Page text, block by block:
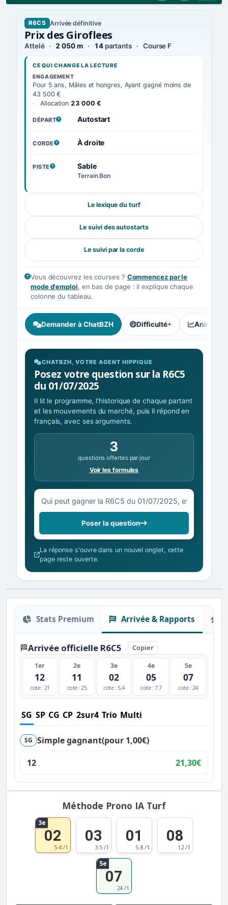
R6C5 Arrivée définitive
Prix des Giroflees
Attelé 2 050 m 14partants Course F
CE QUI CHANGE LA LECTURE
ENGAGEMENT
Pour 5 ans, Mâles et hongres, Ayant gagné moins de
43 500 €
Allocation 23 000 €
DÉPART
, VOIR LA DÉFINITIONAutostart
CORDE
, VOIR LA DÉFINITION
À droite
PISTE
, VOIR LA DÉFINITION
Sable
Terrain Bon
Le lexique du turf
Le suivi des autostarts
Le suivi par la corde
Vous découvrez les courses ? Commencez par le
mode d'emploi, en bas de page : il explique chaque
colonne du tableau.
Demander à ChatBZH Difficulté
, tendance des parieurs :
Analyse
CHATBZH, VOTRE AGENT HIPPIQUE
Posez votre question sur la R6C5
du 01/07/2025
Il lit le programme, l'historique de chaque partant
et les mouvements du marché, puis il répond en
français, avec ses arguments.
3
questions offertes par jour
Voir les formules
Votre question sur la R6C5 du 01/07/2025
Poser la question
La réponse s'ouvre dans un nouvel onglet, cette
page reste ouverte.
Stats Premium Arrivée & Rapports
🏁Arrivée officielle R6C5 Copier
1er
12
cote : 21
2e
11
cote : 25
3e
02
cote : 5.4
4e
05
cote : 7.7
5e
07
cote : 24
SG SP CG CP 2sur4 Trio Multi
SG Simple gagnant(pour 1,00€)
12
21,30€
Méthode Prono IA Turf
3e
02
5.4 /1
03
3.5 /1
01
5.8 /1
08
12 /1
5e
07
24 /1